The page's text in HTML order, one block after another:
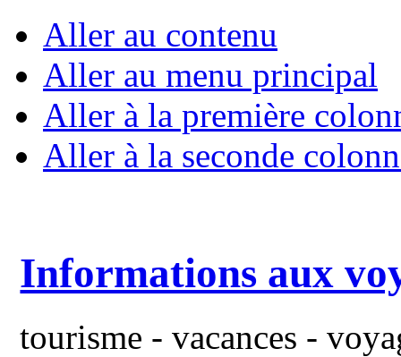
Aller au contenu
Aller au menu principal
Aller à la première
Aller à la seconde
Informations aux
tourisme - vacances -